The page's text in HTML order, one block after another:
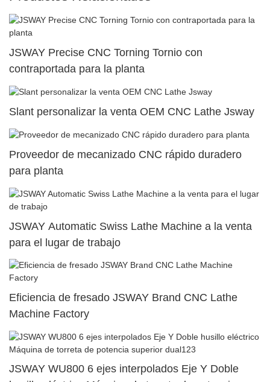
JSWAY Precise CNC Torning Tornio con
contraportada para la planta
Slant personalizar la venta OEM CNC Lathe Jsway
Proveedor de mecanizado CNC rápido duradero
para planta
JSWAY Automatic Swiss Lathe Machine a la venta
para el lugar de trabajo
Eficiencia de fresado JSWAY Brand CNC Lathe
Machine Factory
JSWAY WU800 6 ejes interpolados Eje Y Doble